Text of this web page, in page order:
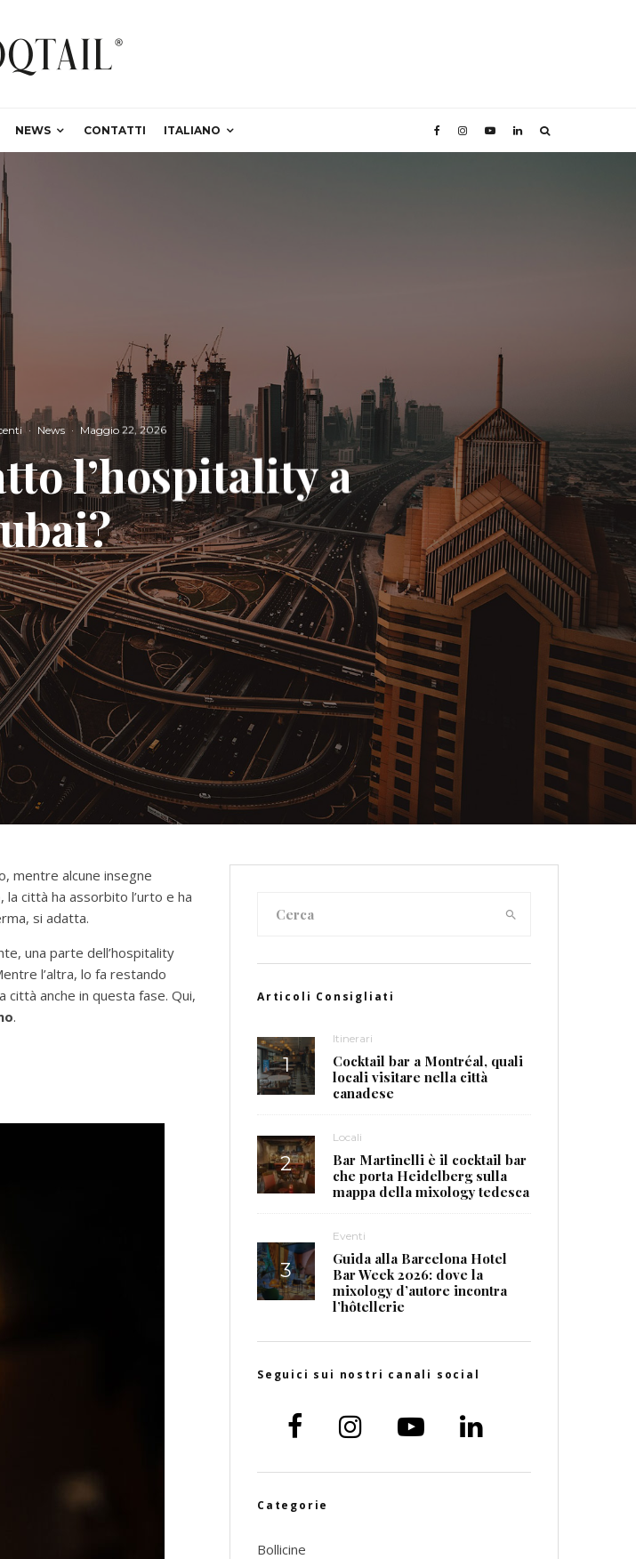
NEWS CONTATTI ITALIANO
· News · Maggio 22, 2026
l’hospitality a
mentre alcune insegne
città ha assorbito l’urto e ha
si adatta.
una parte dell’hospitality
l’altra, lo fa restando
anche in questa fase. Qui,
.
Articoli Consigliati
Itinerari
Cocktail bar a Montréal, quali
locali visitare nella città
canadese
Locali
Bar Martinelli è il cocktail bar
che porta Heidelberg sulla
mappa della mixology tedesca
Eventi
Guida alla Barcelona Hotel
Bar Week 2026: dove la
mixology d’autore incontra
l’hôtellerie
Seguici sui nostri canali social
Categorie
Bollicine